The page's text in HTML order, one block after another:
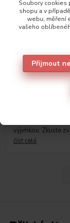
Nové trendy v
výjimkou. Zkuste
číst celé
Soubory cookies
shopu a v
webu, měření
vašeho
Přijmout